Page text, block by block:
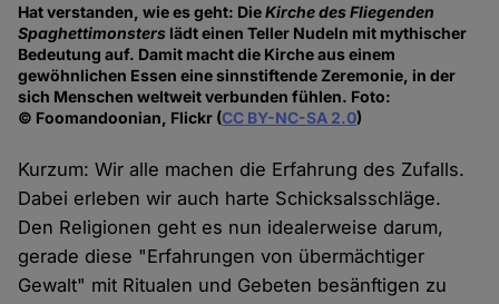
Hat verstanden, wie es geht: DieKirche des Fliegenden
Spaghettimonsters lädt einen Teller Nudeln mit mythischer
Bedeutung auf. Damit macht die Kirche aus einem
gewöhnlichen Essen eine sinnstiftende Zeremonie, in der
sich Menschen weltweit verbunden fühlen. Foto:
© Foomandoonian, Flickr (CC BY-NC-SA 2.0)
Kurzum: Wir alle machen die Erfahrung des Zufalls.
Dabei erleben wir auch harte Schicksalsschläge.
Den Religionen geht es nun idealerweise darum,
gerade diese "Erfahrungen von übermächtiger
Gewalt" mit Ritualen und Gebeten besänftigen zu